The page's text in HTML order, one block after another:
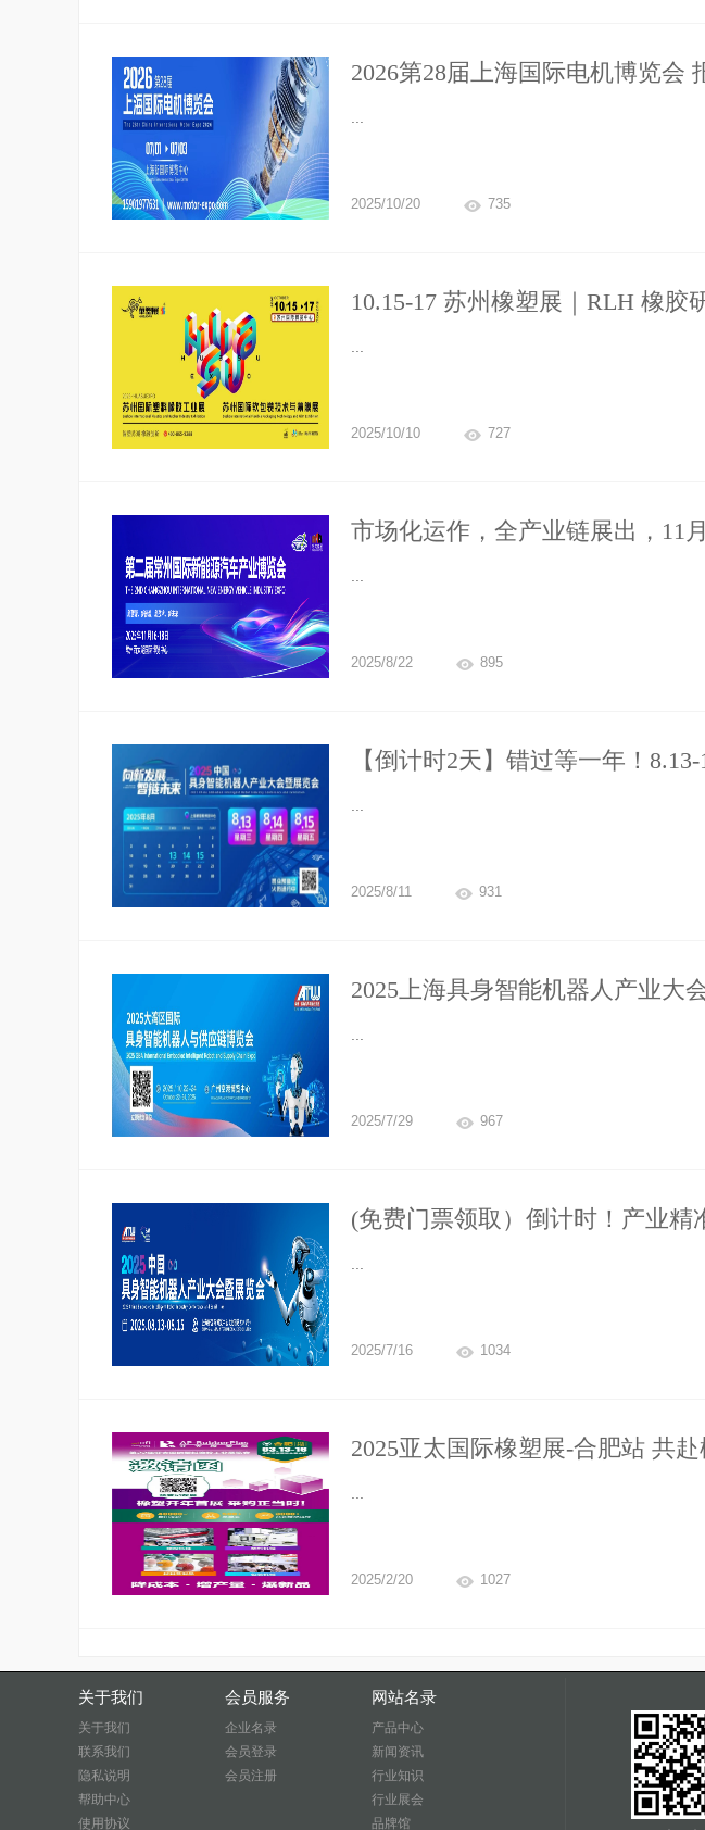
2026第28届上海国际电机博览会
2025/10/20 735
10.15-17 苏州橡塑展｜RLH 橡胶
2025/10/10 727
市场化运作，全产业链展出，11
2025/8/22 895
【倒计时2天】错过等一年！
2025/8/11 931
2025上海具身智能机器人产业大
2025/7/29 967
(免费门票领取）倒计时！产业精
2025/7/16 1034
2025亚太国际橡塑展-合肥站 共
2025/2/20 1027
关于我们
关于我们
联系我们
隐私说明
帮助中心
使用协议
会员服务
企业名录
会员登录
会员注册
网站名录
产品中心
新闻资讯
行业知识
行业展会
品牌馆